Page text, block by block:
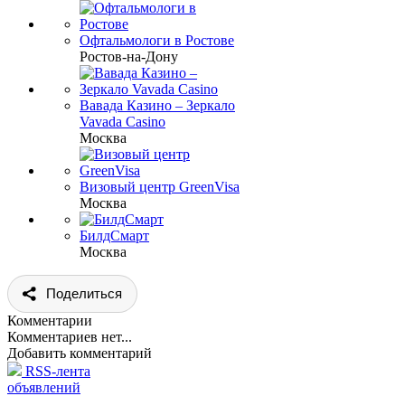
Офтальмологи в Ростове
Ростов-на-Дону
Вавада Казино – Зеркало
Vavada Casino
Москва
Визовый центр GreenVisa
Москва
БилдСмарт
Москва
Поделиться
Комментарии
Комментариев нет...
Добавить комментарий
RSS-лента
объявлений